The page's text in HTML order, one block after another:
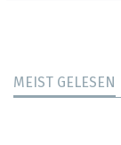
MEIST GELESEN